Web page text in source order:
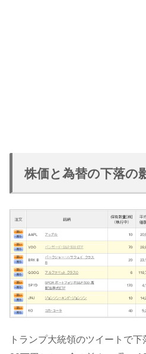
株価と為替の下落の
トランプ大統領のツイートで下